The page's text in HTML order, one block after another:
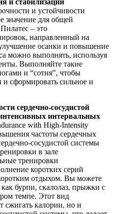
и устойчивости
значение для общей
– это
направленный на
осанки и повышение
можно выполнять, используя
Выполняйте такие
и “сотня”, чтобы
сформировать сильное и
сердечно-сосудистой
интервальных
with High-Intensity
частоты сердечных
сосудистой системы
в зале
тренировки
коротких серий
отдыхом. Вы можете
бурпи, скалолаз, прыжки с
темпе. Этот вид
сжигать калории, но и